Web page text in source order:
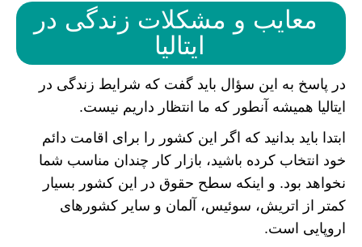
معایب و مشکلات زندگی در
ایتالیا
در پاسخ به این سؤال باید گفت که شرایط زندگی در
ایتالیا همیشه آنطور که ما انتظار داریم نیست.
ابتدا باید بدانید که اگر این کشور را برای اقامت دائم
خود انتخاب کرده باشید، بازار کار چندان مناسب شما
نخواهد بود. و اینکه سطح حقوق در این کشور بسیار
کمتر از اتریش، سوئیس، آلمان و سایر کشور‌های
اروپایی است.